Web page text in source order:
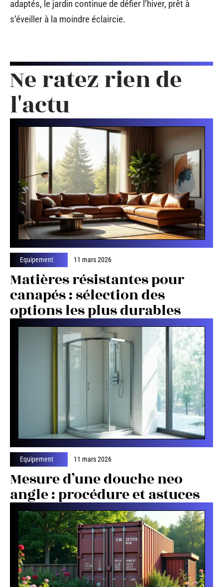
adaptés, le jardin continue de défier l’hiver, prêt à
s’éveiller à la moindre éclaircie.
Ne ratez rien de
l'actu
Equipement 11 mars 2026
Matières résistantes pour
canapés : sélection des
options les plus durables
Equipement 11 mars 2026
Mesure d’une douche neo
angle : procédure et astuces